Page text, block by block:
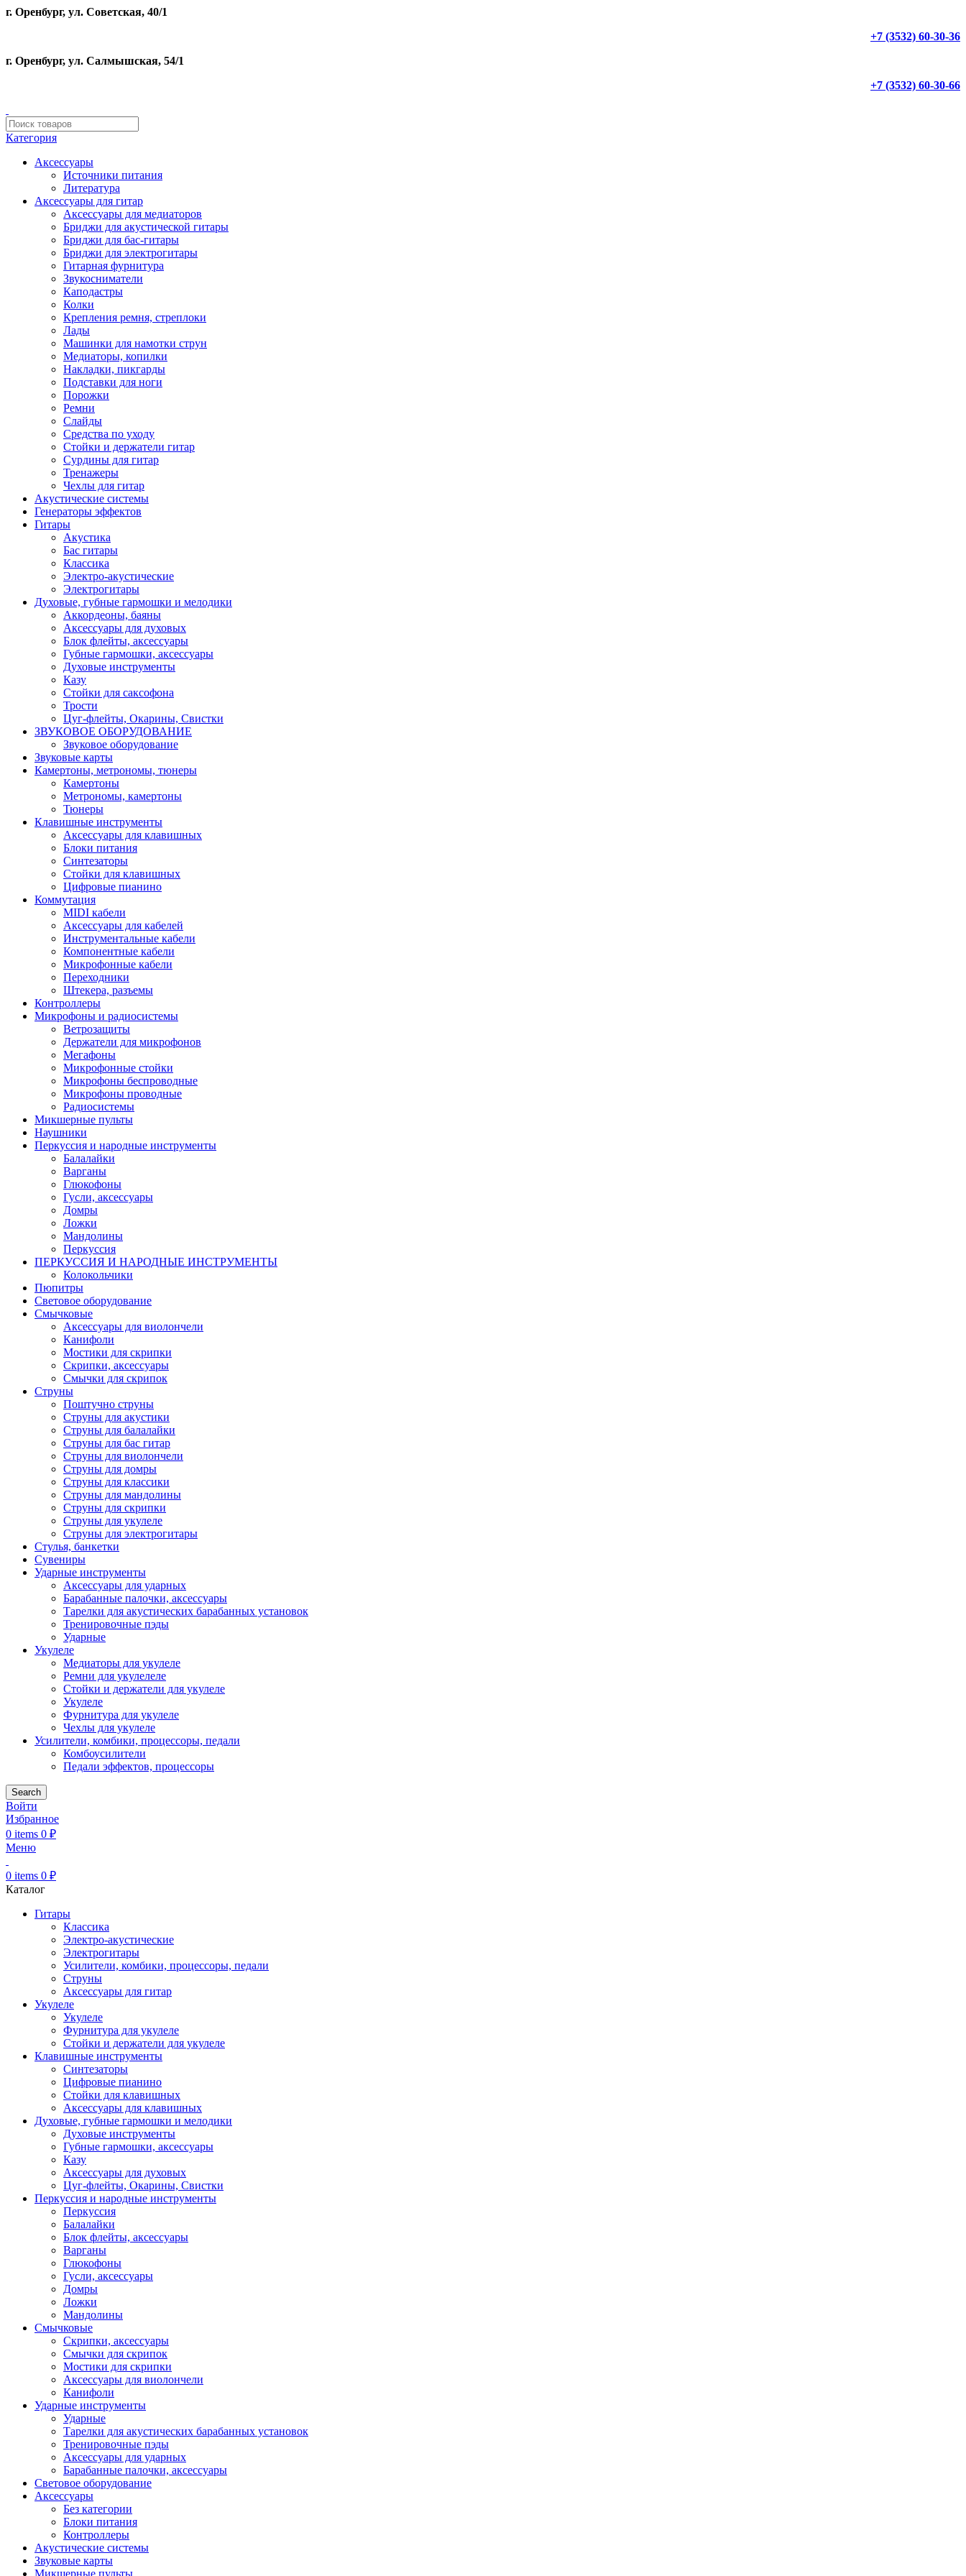
г. Оренбург, ул. Советская, 40/1
+7 (3532) 60-30-36
г. Оренбург, ул. Салмышская, 54/1
+7 (3532) 60-30-66
Категория
Аксессуары
Источники питания
Литература
Аксессуары для гитар
Аксессуары для медиаторов
Бриджи для акустической гитары
Бриджи для бас-гитары
Бриджи для электрогитары
Гитарная фурнитура
Звукосниматели
Каподастры
Колки
Крепления ремня, стреплоки
Лады
Машинки для намотки струн
Медиаторы, копилки
Накладки, пикгарды
Подставки для ноги
Порожки
Ремни
Слайды
Средства по уходу
Стойки и держатели гитар
Сурдины для гитар
Тренажеры
Чехлы для гитар
Акустические системы
Генераторы эффектов
Гитары
Акустика
Бас гитары
Классика
Электро-акустические
Электрогитары
Духовые, губные гармошки и мелодики
Аккордеоны, баяны
Аксессуары для духовых
Блок флейты, аксессуары
Губные гармошки, аксессуары
Духовые инструменты
Казу
Стойки для саксофона
Трости
Цуг-флейты, Окарины, Свистки
ЗВУКОВОЕ ОБОРУДОВАНИЕ
Звуковое оборудование
Звуковые карты
Камертоны, метрономы, тюнеры
Камертоны
Метрономы, камертоны
Тюнеры
Клавишные инструменты
Аксессуары для клавишных
Блоки питания
Синтезаторы
Стойки для клавишных
Цифровые пианино
Коммутация
MIDI кабели
Аксессуары для кабелей
Инструментальные кабели
Компонентные кабели
Микрофонные кабели
Переходники
Штекера, разъемы
Контроллеры
Микрофоны и радиосистемы
Ветрозащиты
Держатели для микрофонов
Мегафоны
Микрофонные стойки
Микрофоны беспроводные
Микрофоны проводные
Радиосистемы
Микшерные пульты
Наушники
Перкуссия и народные инструменты
Балалайки
Варганы
Глюкофоны
Гусли, аксессуары
Домры
Ложки
Мандолины
Перкуссия
ПЕРКУССИЯ И НАРОДНЫЕ ИНСТРУМЕНТЫ
Колокольчики
Пюпитры
Световое оборудование
Смычковые
Аксессуары для виолончели
Канифоли
Мостики для скрипки
Скрипки, аксессуары
Смычки для скрипок
Струны
Поштучно струны
Струны для акустики
Струны для балалайки
Струны для бас гитар
Струны для виолончели
Струны для домры
Струны для классики
Струны для мандолины
Струны для скрипки
Струны для укулеле
Струны для электрогитары
Стулья, банкетки
Сувениры
Ударные инструменты
Аксессуары для ударных
Барабанные палочки, аксессуары
Тарелки для акустических барабанных установок
Тренировочные пэды
Ударные
Укулеле
Медиаторы для укулеле
Ремни для укулелеле
Стойки и держатели для укулеле
Укулеле
Фурнитура для укулеле
Чехлы для укулеле
Усилители, комбики, процессоры, педали
Комбоусилители
Педали эффектов, процессоры
Search
Войти
Избранное
0 items 0 ₽
Меню
0 items 0 ₽
Каталог
Гитары
Классика
Электро-акустические
Электрогитары
Усилители, комбики, процессоры, педали
Струны
Аксессуары для гитар
Укулеле
Укулеле
Фурнитура для укулеле
Стойки и держатели для укулеле
Клавишные инструменты
Синтезаторы
Цифровые пианино
Стойки для клавишных
Аксессуары для клавишных
Духовые, губные гармошки и мелодики
Духовые инструменты
Губные гармошки, аксессуары
Казу
Аксессуары для духовых
Цуг-флейты, Окарины, Свистки
Перкуссия и народные инструменты
Перкуссия
Балалайки
Блок флейты, аксессуары
Варганы
Глюкофоны
Гусли, аксессуары
Домры
Ложки
Мандолины
Смычковые
Скрипки, аксессуары
Смычки для скрипок
Мостики для скрипки
Аксессуары для виолончели
Канифоли
Ударные инструменты
Ударные
Тарелки для акустических барабанных установок
Тренировочные пэды
Аксессуары для ударных
Барабанные палочки, аксессуары
Световое оборудование
Аксессуары
Без категории
Блоки питания
Контроллеры
Акустические системы
Звуковые карты
Микшерные пульты